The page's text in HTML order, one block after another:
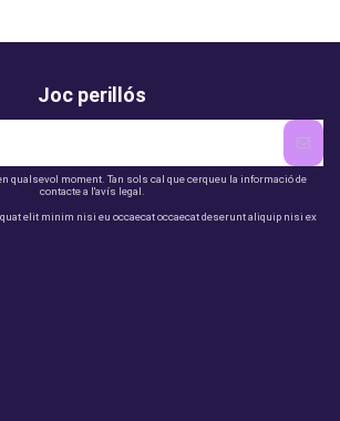
Joc perillós
qualsevol moment. Tan sols cal que cerqueu la informació de
contacte a l'avís legal.
elit minim nisi eu occaecat occaecat deserunt aliquip nisi ex